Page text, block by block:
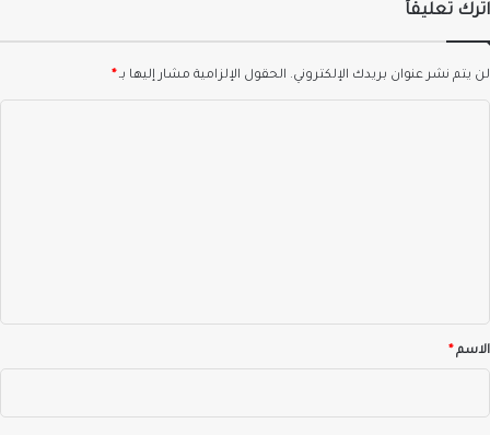
اترك تعليقاً
لن يتم نشر عنوان بريدك الإلكتروني. الحقول الإلزامية مشار إليها بـ*
*الاسم*